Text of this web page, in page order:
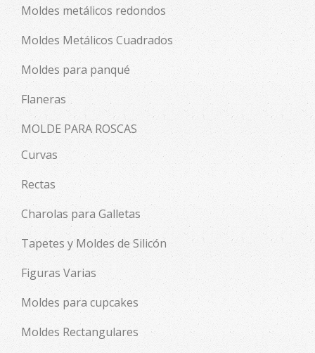
Moldes metálicos redondos
Moldes Metálicos Cuadrados
Moldes para panqué
Flaneras
MOLDE PARA ROSCAS
Curvas
Rectas
Charolas para Galletas
Tapetes y Moldes de Silicón
Figuras Varias
Moldes para cupcakes
Moldes Rectangulares